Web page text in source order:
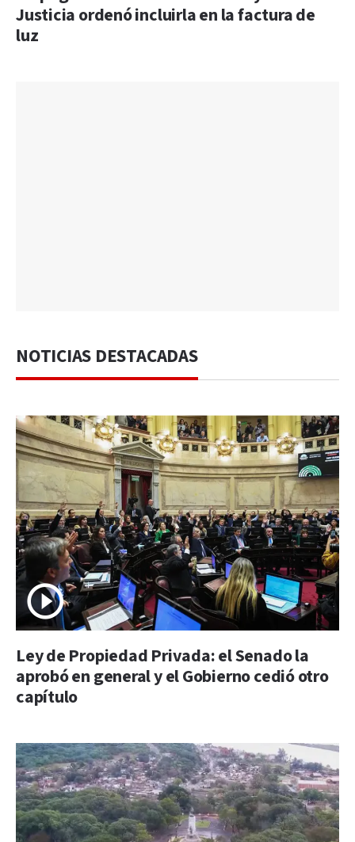
Justicia ordenó incluirla en la factura de
luz
NOTICIAS DESTACADAS
Ley de Propiedad Privada: el Senado la
aprobó en general y el Gobierno cedió otro
capítulo